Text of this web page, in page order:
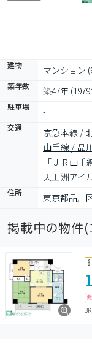
建物 マンション
築年数 築47年
駐車場 -
交通 京急本線 /
山手線 / 品
「ＪＲ山
天王洲アイ
住所 東京都品川
掲載中の物件(
敷
3K